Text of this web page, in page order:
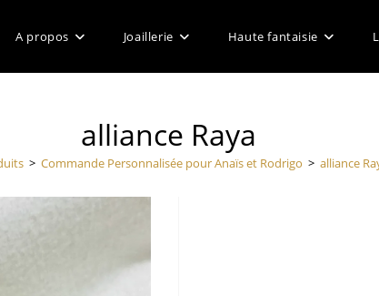
A propos Joaillerie Haute fantaisie
alliance Raya
> Commande Personnalisée pour Anaïs et Rodrigo > alliance